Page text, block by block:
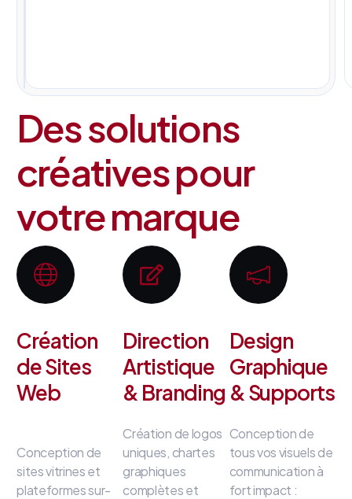
Des solutions
créatives pour
votre marque
Création
de Sites
Web
Conception de
sites vitrines et
plateformes sur-
Direction
Artistique
& Branding
Création de logos
uniques, chartes
graphiques
complètes et
Design
Graphique
& Supports
Conception de
tous vos visuels de
communication à
fort impact :